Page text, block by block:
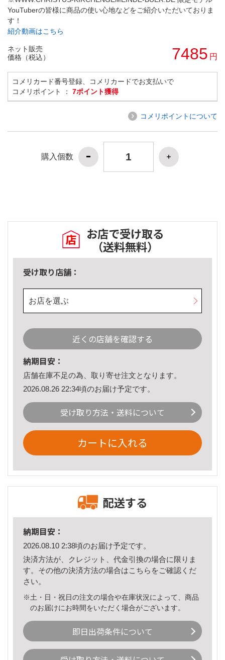
YouTuberの皆様に商品の使い心地などをご紹介いただいておりま
す！
紹介動画はこちら
ネット販売
価格（税込）
7485 円
コメリカード番号登録、コメリカードでお支払いで
コメリポイント ： 7ポイント獲得
コメリポイントについて
購入個数
お店で受け取る
（送料無料）
受け取り店舗：
お店を選ぶ
近くの店舗を確認する
納期目安：
店舗在庫不足の為、取り寄せ注文となります。
2026.08.26 22:34頃のお届け予定です。
受け取り方法・送料について
カートに入れる
配送する
納期目安：
2026.08.10 2:38頃のお届け予定です。
決済方法が、クレジット、代金引換の場合に限りま
す。その他の決済方法の場合はこちら をご確認くだ
さい。
※土・日・祝日の注文の場合や在庫状況によって、商品
のお届けにお時間をいただく場合がございます。
即日出荷条件について